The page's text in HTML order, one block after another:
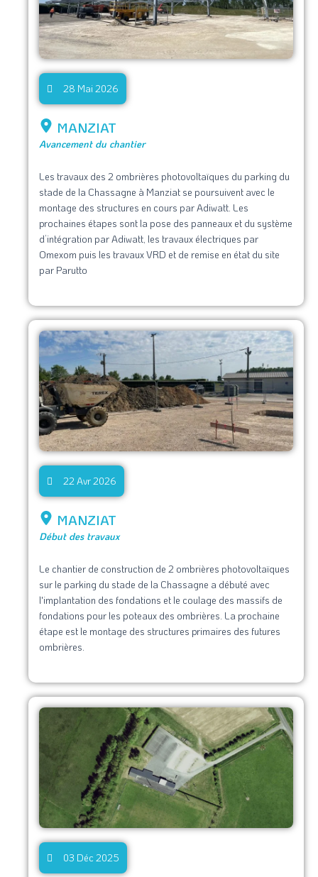
28 Mai 2026
MANZIAT
Avancement du chantier
Les travaux des 2 ombrières photovoltaïques du parking du
stade de la Chassagne à Manziat se poursuivent avec le
montage des structures en cours par Adiwatt. Les
prochaines étapes sont la pose des panneaux et du système
d’intégration par Adiwatt, les travaux électriques par
Omexom puis les travaux VRD et de remise en état du site
par Parutto
22 Avr 2026
MANZIAT
Début des travaux
Le chantier de construction de 2 ombrières photovoltaïques
sur le parking du stade de la Chassagne a débuté avec
l'implantation des fondations et le coulage des massifs de
fondations pour les poteaux des ombrières. La prochaine
étape est le montage des structures primaires des futures
ombrières.
03 Déc 2025